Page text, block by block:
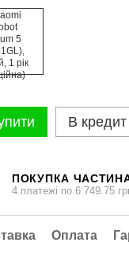
В кредит
ПОКУПКА
4 платежі по 6 749.75
Оплата